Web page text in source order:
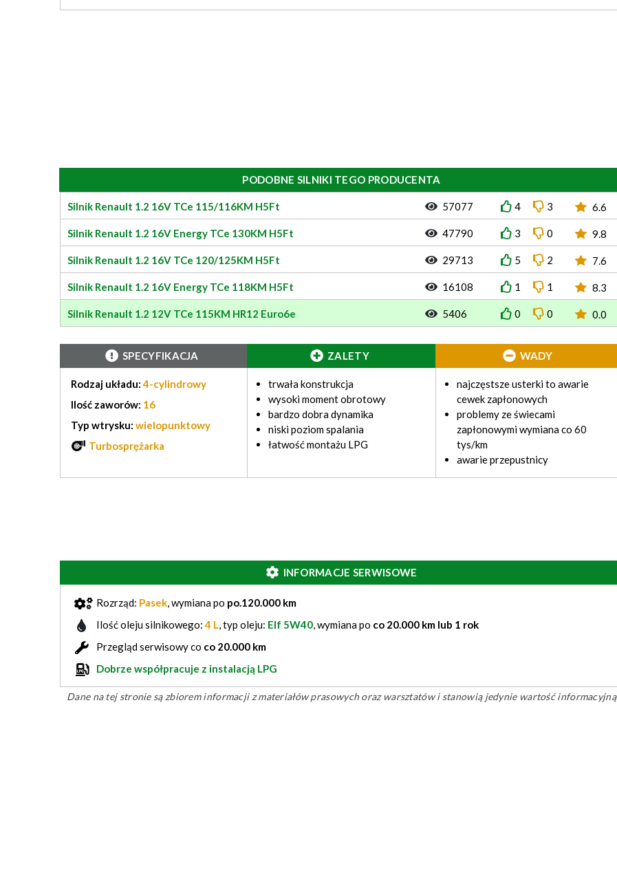
PODOBNE SILNIKI TEGO PRODUCENTA
Silnik Renault 1.2 16V TCe 115/116KM H5Ft 57077 4 3 6.6
Silnik Renault 1.2 16V Energy TCe 130KM H5Ft 47790 3 0 9.8
Silnik Renault 1.2 16V TCe 120/125KM H5Ft 29713 5 2 7.6
Silnik Renault 1.2 16V Energy TCe 118KM H5Ft 16108 1 1 8.3
Silnik Renault 1.2 12V TCe 115KM HR12 Euro6e 5406 0 0 0.0
SPECYFIKACJA
Rodzaj układu:4-cylindrowy
Ilość zaworów: 16
Typ wtrysku: wielopunktowy
Turbosprężarka
ZALETY
trwała konstrukcja
wysoki moment obrotowy
bardzo dobra dynamika
niski poziom spalania
łatwość montażu LPG
WADY
najczęstsze usterki to awarie
cewek zapłonowych
problemy ze świecami
zapłonowymi wymiana co 60
tys/km
awarie przepustnicy
INFORMACJE SERWISOWE
Rozrząd: Pasek, wymiana po po.120.000 km
Ilość oleju silnikowego:4 L, typ oleju: Elf 5W40, wymiana po co 20.000 km lub 1 rok
Przegląd serwisowy co co 20.000 km
Dobrze współpracuje z instalacją LPG
Dane na tej stronie są zbiorem informacji z materiałów prasowych oraz warsztatów i stanowią jedynie wartość informacyjną